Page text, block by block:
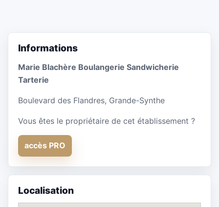
Informations
Marie Blachère Boulangerie Sandwicherie
Tarterie
Boulevard des Flandres, Grande-Synthe
Vous êtes le propriétaire de cet établissement ?
accès PRO
Localisation